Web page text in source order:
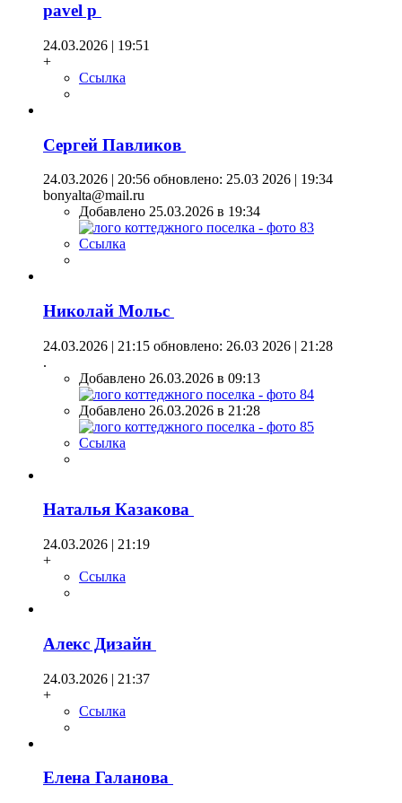
pavel p
24.03.2026 | 19:51
+
Ссылка
Сергей Павликов
24.03.2026 | 20:56 обновлено: 25.03 2026 | 19:34
bonyalta@mail.ru
Добавлено 25.03.2026 в 19:34
Ссылка
Николай Мольс
24.03.2026 | 21:15 обновлено: 26.03 2026 | 21:28
.
Добавлено 26.03.2026 в 09:13
Добавлено 26.03.2026 в 21:28
Ссылка
Наталья Казакова
24.03.2026 | 21:19
+
Ссылка
Алекс Дизайн
24.03.2026 | 21:37
+
Ссылка
Елена Галанова